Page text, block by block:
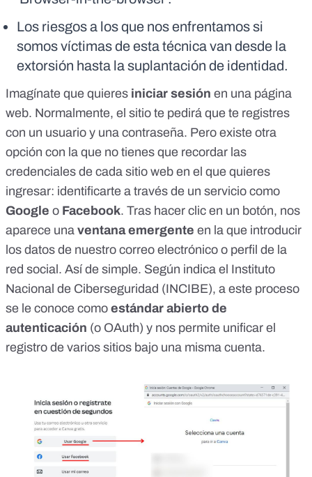
Los riesgos a los que nos enfrentamos si
somos víctimas de esta técnica van desde la
extorsión hasta la suplantación de identidad.
Imagínate que quieres iniciar sesión en una página
web. Normalmente, el sitio te pedirá que te registres
con un usuario y una contraseña. Pero existe otra
opción con la que no tienes que recordar las
credenciales de cada sitio web en el que quieres
ingresar: identificarte a través de un servicio como
Google o Facebook. Tras hacer clic en un botón, nos
aparece una ventana emergente en la que introducir
los datos de nuestro correo electrónico o perfil de la
red social. Así de simple. Según indica el Instituto
Nacional de Ciberseguridad (INCIBE), a este proceso
se le conoce como estándar abierto de
autenticación (o OAuth) y nos permite unificar el
registro de varios sitios bajo una misma cuenta.